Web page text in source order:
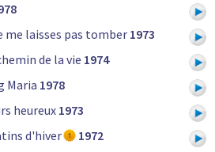
me laisses pas tomber 1973
de la vie 1974
Maria 1978
heureux 1973
d'hiver
1972